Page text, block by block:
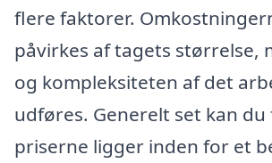
flere faktorer.
påvirkes af tagets størrelse,
og kompleksiteten af det
udføres. Generelt set kan
priserne ligger inden for et